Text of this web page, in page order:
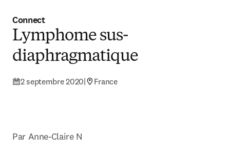
Connect
Lymphome sus-
diaphragmatique
2 septembre 2020| France
Par Anne-Claire N